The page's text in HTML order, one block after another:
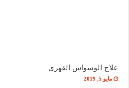
علاج الوسواس القهري
مايو 5, 2019